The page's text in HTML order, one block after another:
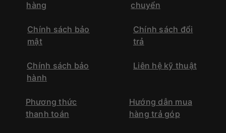
hàng
chuyển
Chính sách bảo
mật
Chính sách đổi
trả
Chính sách bảo
hành
Liên hệ kỹ thuật
Phương thức
thanh toán
Hướng dẫn mua
hàng trả góp